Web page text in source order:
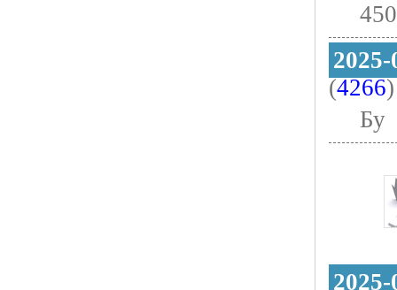
(4266)
Бу
2025-